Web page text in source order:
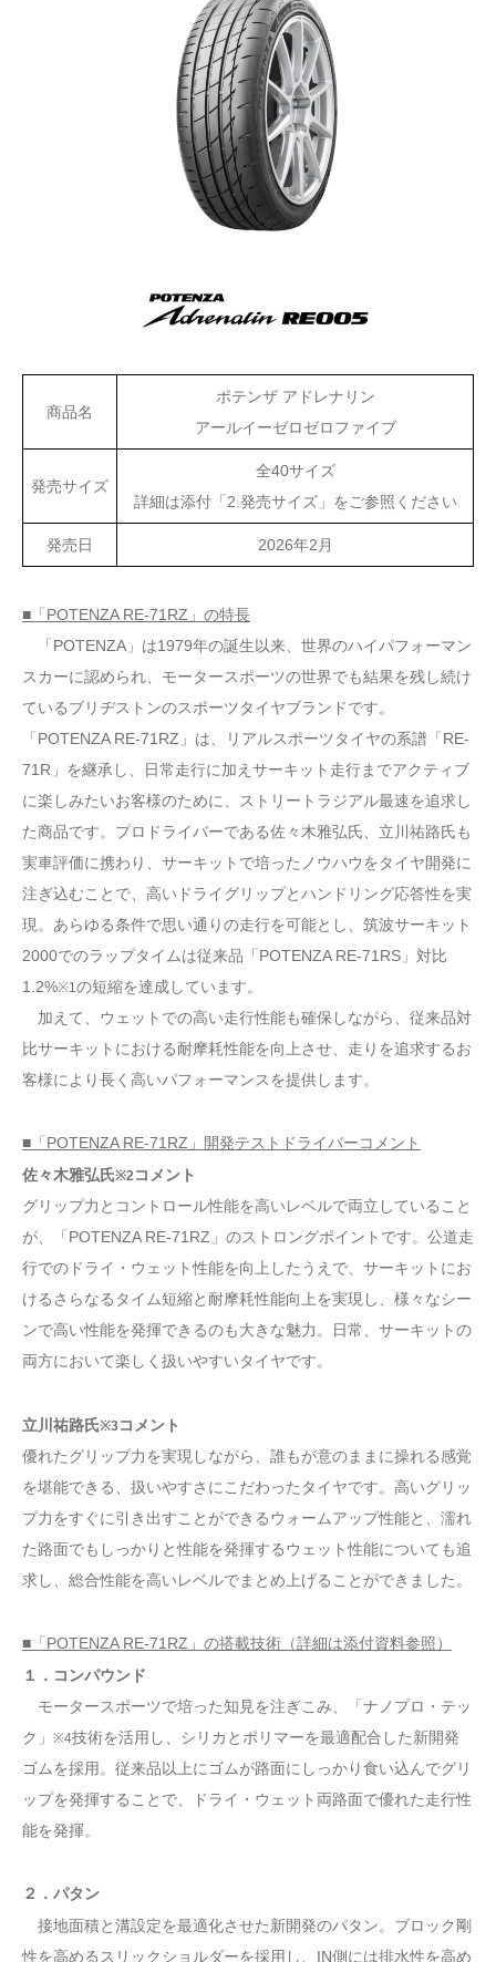
商品名
ポテンザ アドレナリン
アールイーゼロゼロファイブ
発売サイズ
全40サイズ
詳細は添付「2.発売サイズ」をご参照ください
発売日 2026年2月
■「POTENZA RE-71RZ」の特長
「POTENZA」は1979年の誕生以来、世界のハイパフォーマン
スカーに認められ、モータースポーツの世界でも結果を残し続け
ているブリヂストンのスポーツタイヤブランドです。
「POTENZA RE-71RZ」は、リアルスポーツタイヤの系譜「RE-
71R」を継承し、日常走行に加えサーキット走行までアクティブ
に楽しみたいお客様のために、ストリートラジアル最速を追求し
た商品です。プロドライバーである佐々木雅弘氏、立川祐路氏も
実車評価に携わり、サーキットで培ったノウハウをタイヤ開発に
注ぎ込むことで、高いドライグリップとハンドリング応答性を実
現。あらゆる条件で思い通りの走行を可能とし、筑波サーキット
2000でのラップタイムは従来品「POTENZA RE-71RS」対比
1.2%※1の短縮を達成しています。
加えて、ウェットでの高い走行性能も確保しながら、従来品対
比サーキットにおける耐摩耗性能を向上させ、走りを追求するお
客様により長く高いパフォーマンスを提供します。
■「POTENZA RE-71RZ」開発テストドライバーコメント
佐々木雅弘氏※2コメント
グリップ力とコントロール性能を高いレベルで両立していること
が、「POTENZA RE-71RZ」のストロングポイントです。公道走
行でのドライ・ウェット性能を向上したうえで、サーキットにお
けるさらなるタイム短縮と耐摩耗性能向上を実現し、様々なシー
ンで高い性能を発揮できるのも大きな魅力。日常、サーキットの
両方において楽しく扱いやすいタイヤです。
立川祐路氏※3コメント
優れたグリップ力を実現しながら、誰もが意のままに操れる感覚
を堪能できる、扱いやすさにこだわったタイヤです。高いグリッ
プ力をすぐに引き出すことができるウォームアップ性能と、濡れ
た路面でもしっかりと性能を発揮するウェット性能についても追
求し、総合性能を高いレベルでまとめ上げることができました。
■「POTENZA RE-71RZ」の搭載技術（詳細は添付資料参照）
１．コンパウンド
モータースポーツで培った知見を注ぎこみ、「ナノプロ・テッ
ク」 ※4技術を活用し、シリカとポリマーを最適配合した新開発
ゴムを採用。従来品以上にゴムが路面にしっかり食い込んでグリ
ップを発揮することで、ドライ・ウェット両路面で優れた走行性
能を発揮。
２．パタン
接地面積と溝設定を最適化させた新開発のパタン。ブロック剛
性を高めるスリックショルダーを採用し、IN側には排水性を高め